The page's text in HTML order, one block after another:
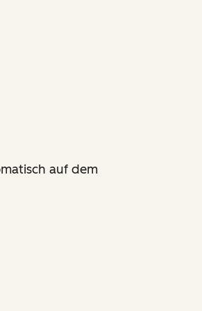
auf dem